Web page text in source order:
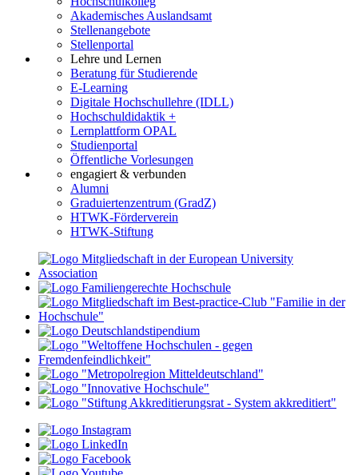
Akademisches Auslandsamt
Stellenangebote
Stellenportal
Lehre und Lernen
Beratung für Studierende
E-Learning
Digitale Hochschullehre (IDLL)
Hochschuldidaktik +
Lernplattform OPAL
Studienportal
Öffentliche Vorlesungen
engagiert & verbunden
Alumni
Graduiertenzentrum (GradZ)
HTWK-Förderverein
HTWK-Stiftung